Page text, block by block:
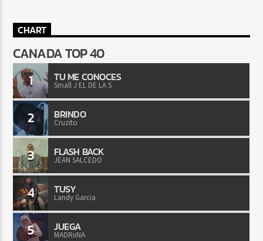
CHART
CANADA TOP 40
1 TU ME CONOCES
Small J EL DE LA S
2 BRINDO
Cruzito
3 FLASH BACK
JEAN SALCEDO
4 TUSY
Landy Garcia
5 JUEGA
MADRiiNA